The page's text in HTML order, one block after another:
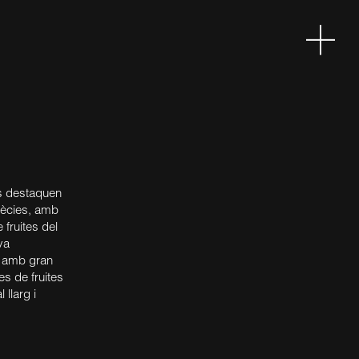
destaquen
amb
fruites del
gran
de fruites
llarg i